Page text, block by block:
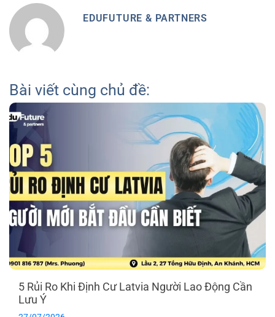
EDUFUTURE & PARTNERS
Bài viết cùng chủ đề:
5 Rủi Ro Khi Định Cư Latvia Người Lao Động Cần
Lưu Ý